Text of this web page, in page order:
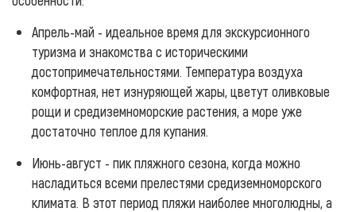
Апрель-май - идеальное время для экскурсионного
туризма и знакомства с историческими
достопримечательностями. Температура воздуха
комфортная, нет изнуряющей жары, цветут оливковые
рощи и средиземноморские растения, а море уже
достаточно теплое для купания.
Июнь-август - пик пляжного сезона, когда можно
насладиться всеми прелестями средиземноморского
климата. В этот период пляжи наиболее многолюдны, а